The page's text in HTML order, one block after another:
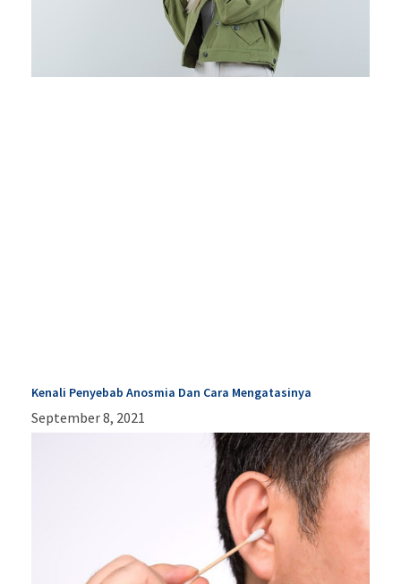
Kenali Penyebab Anosmia Dan Cara Mengatasinya
September 8, 2021